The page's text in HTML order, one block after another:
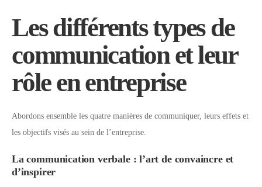
Les différents types de
communication et leur
rôle en entreprise
Abordons ensemble les quatre manières de communiquer, leurs effets et
les objectifs visés au sein de l’entreprise.
La communication verbale : l’art de convaincre et
d’inspirer